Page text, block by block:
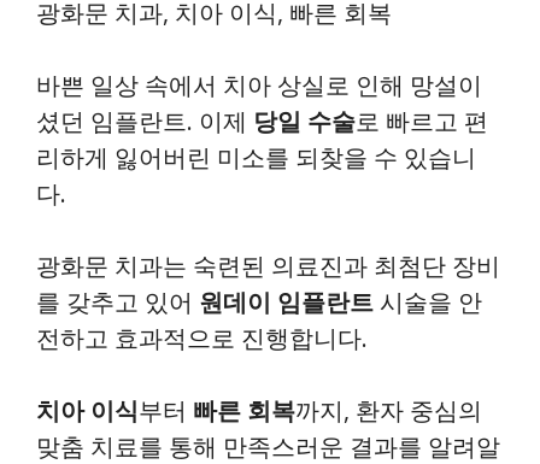
광화문 치과, 치아 이식, 빠른 회복
바쁜 일상 속에서 치아 상실로 인해 망설이
셨던 임플란트. 이제 당일 수술로 빠르고 편
리하게 잃어버린 미소를 되찾을 수 있습니
다.
광화문 치과는 숙련된 의료진과 최첨단 장비
를 갖추고 있어 원데이 임플란트 시술을 안
전하고 효과적으로 진행합니다.
치아 이식부터 빠른 회복까지, 환자 중심의
맞춤 치료를 통해 만족스러운 결과를 알려알